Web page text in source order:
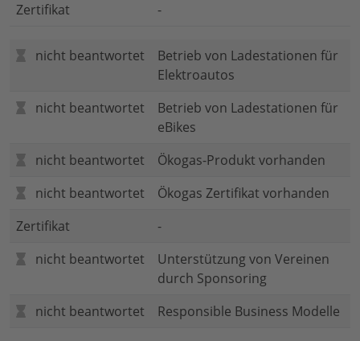
Zertifikat
-
nicht beantwortet
Betrieb von Ladestationen für
Elektroautos
nicht beantwortet
Betrieb von Ladestationen für
eBikes
nicht beantwortet
Ökogas-Produkt vorhanden
nicht beantwortet
Ökogas Zertifikat vorhanden
Zertifikat
-
nicht beantwortet
Unterstützung von Vereinen
durch Sponsoring
nicht beantwortet
Responsible Business Modelle